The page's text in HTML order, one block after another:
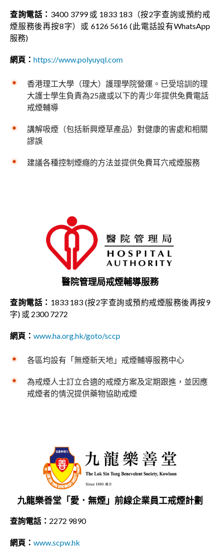
查詢電話： 3400 3799 或 1833 183（按2字查詢或預約戒
煙服務後再按8字）或 6126 5616 (此電話設有WhatsApp
服務)
網頁： https://www.polyuyql.com
香港理工大學（理大）護理學院營運。已受培訓的理
大護士學生負責為25歲或以下的青少年提供免費電話
戒煙輔導
講解吸煙（包括新興煙草產品）對健康的害處和相關
謬誤
建議各種控制煙癮的方法並提供免費耳穴戒煙服務
醫院管理局戒煙輔導服務
查詢電話： 1833 183 (按2字查詢或預約戒煙服務後再按9
字) 或 2300 7272
網頁： www.ha.org.hk/goto/sccp
各區均設有「無煙新天地」戒煙輔導服務中心
為戒煙人士訂立合適的戒煙方案及定期跟進，並因應
戒煙者的情況提供藥物協助戒煙
九龍樂善堂「愛．無煙」前線企業員工戒煙計劃
查詢電話： 2272 9890
網頁： www.scpw.hk